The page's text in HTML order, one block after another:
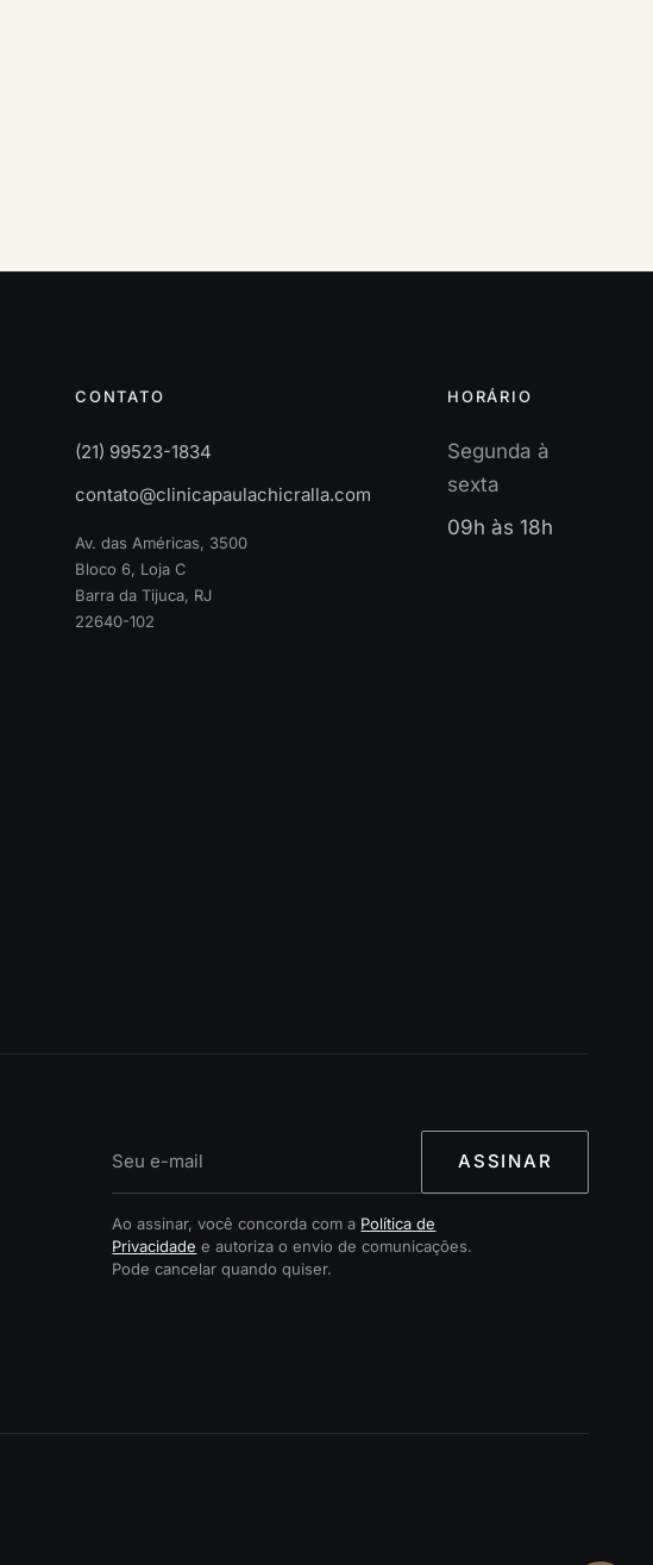
CONTATO
(21) 99523-1834
contato@clinicapaulachicralla.com
Av. das Américas, 3500
Bloco 6, Loja C
Barra da Tijuca, RJ
22640-102
HORÁRIO
Segunda à
sexta
09h às 18h
ASSINAR
Ao assinar, você concorda com a Política de
Privacidade e autoriza o envio de comunicações.
Pode cancelar quando quiser.